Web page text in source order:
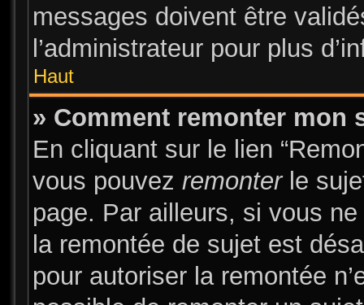
messages doivent être
l’administrateur pour plus
Haut
» Comment remonter mon
En cliquant sur le lien
vous pouvez remonterle
page. Par ailleurs, si vous
la remontée de sujet est
pour autoriser la remontée